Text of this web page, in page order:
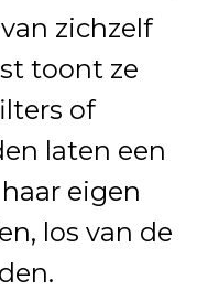
zichzelf
toont ze
of
laten een
eigen
los van de